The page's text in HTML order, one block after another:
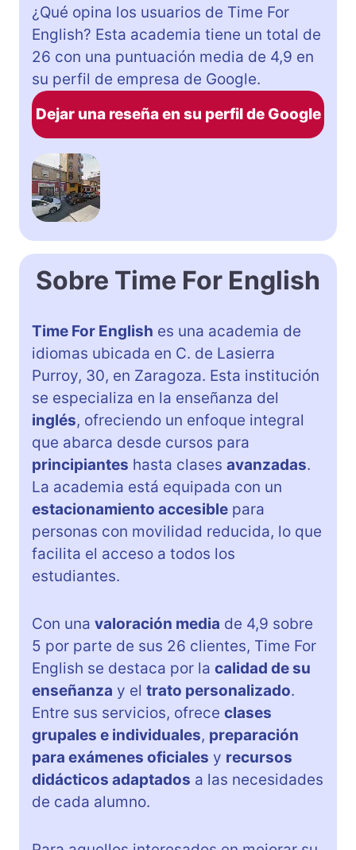
¿Qué opina los usuarios de Time For
English? Esta academia tiene un total de
26 con una puntuación media de 4,9 en
su perfil de empresa de Google.
Dejar una reseña en su perfil de Google
Sobre Time For English
Time For English es una academia de
idiomas ubicada en C. de Lasierra
Purroy, 30, en Zaragoza. Esta institución
se especializa en la enseñanza del
inglés, ofreciendo un enfoque integral
que abarca desde cursos para
principiantes hasta clases avanzadas.
La academia está equipada con un
estacionamiento accesible para
personas con movilidad reducida, lo que
facilita el acceso a todos los
estudiantes.
Con una valoración media de 4,9 sobre
5 por parte de sus 26 clientes, Time For
English se destaca por la calidad de su
enseñanza y el trato personalizado.
Entre sus servicios, ofrece clases
grupales e individuales, preparación
para exámenes oficiales y recursos
didácticos adaptados a las necesidades
de cada alumno.